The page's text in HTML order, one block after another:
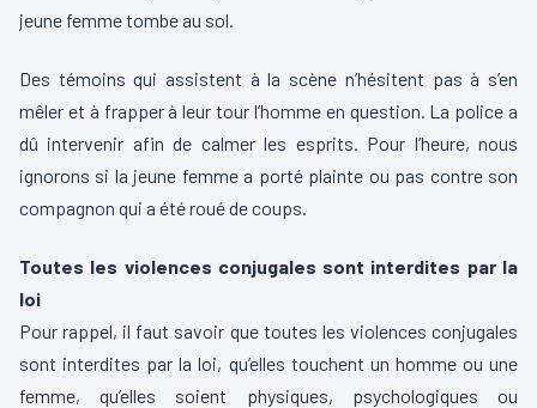
jeune femme tombe au sol.
Des témoins qui assistent à la scène n’hésitent pas à s’en
mêler et à frapper à leur tour l’homme en question. La police a
dû intervenir afin de calmer les esprits. Pour l’heure, nous
ignorons si la jeune femme a porté plainte ou pas contre son
compagnon qui a été roué de coups.
Toutes les violences conjugales sont interdites par la
loi
Pour rappel, il faut savoir que toutes les violences conjugales
sont interdites par la loi, qu’elles touchent un homme ou une
femme, qu’elles soient physiques, psychologiques ou